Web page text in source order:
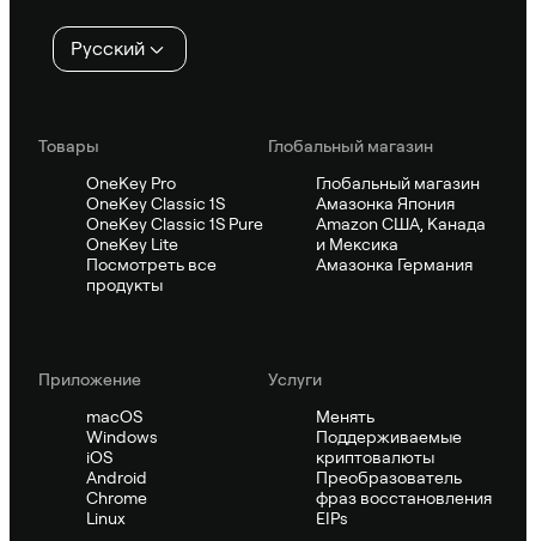
Русский
Товары
OneKey Pro
OneKey Classic 1S
OneKey Classic 1S Pure
OneKey Lite
Посмотреть все
продукты
Глобальный магазин
Глобальный магазин
Амазонка Япония
Amazon США, Канада
и Мексика
Амазонка Германия
Приложение
macOS
Windows
iOS
Android
Chrome
Linux
Услуги
Менять
Поддерживаемые
криптовалюты
Преобразователь
фраз восстановления
EIPs